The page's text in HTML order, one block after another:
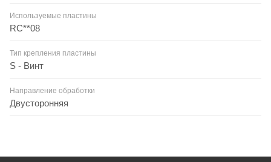
Используемые пластины
RC**08
Тип крепления пластины
S - Винт
Направление обработки
Двусторонняя